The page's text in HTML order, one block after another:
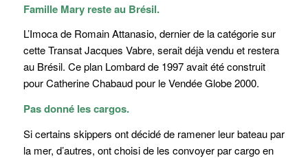
Famille Mary reste au Brésil.
L’Imoca de Romain Attanasio, dernier de la catégorie sur
cette Transat Jacques Vabre, serait déjà vendu et restera
au Brésil. Ce plan Lombard de 1997 avait été construit
pour Catherine Chabaud pour le Vendée Globe 2000.
Pas donné les cargos.
Si certains skippers ont décidé de ramener leur bateau par
la mer, d’autres, ont choisi de les convoyer par cargo en